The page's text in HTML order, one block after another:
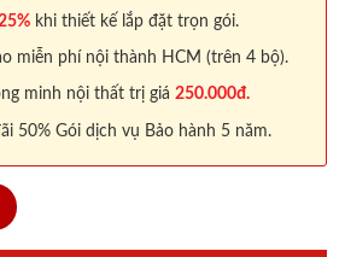
khi thiết kế lắp đặt trọn gói.
miễn phí nội thành HCM (trên 4 bộ).
minh nội thất trị giá 250.000đ.
50% Gói dịch vụ Bảo hành 5 năm.